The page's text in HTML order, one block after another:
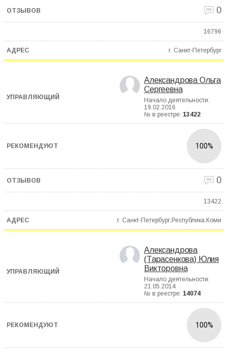
0
16796
г. Санкт-Петербург
Александрова Ольга
Сергеевна
Начало деятельности:
19.02.2016
№ в реестре: 13422
100%
0
13422
г. Санкт-Петербург,Республика Коми
Александрова
(Тарасенкова) Юлия
Викторовна
Начало деятельности:
21.05.2014
№ в реестре: 14074
100%